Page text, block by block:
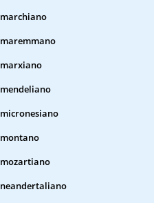
marchiano
maremmano
marxiano
mendeliano
micronesiano
montano
mozartiano
neandertaliano